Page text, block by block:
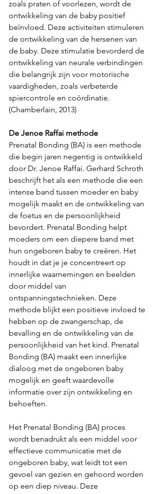
zoals praten of voorlezen, wordt de
ontwikkeling van de baby positief
beïnvloed. Deze activiteiten stimuleren
de ontwikkeling van de hersenen van
de baby. Deze stimulatie bevorderd de
ontwikkeling van neurale verbindingen
die belangrijk zijn voor motorische
vaardigheden, zoals verbeterde
spiercontrole en coördinatie.
(Chamberlain, 2013)
De Jenoe Raffai methode
Prenatal Bonding (BA) is een methode
die begin jaren negentig is ontwikkeld
door Dr. Jenoe Raffai. Gerhard Schroth
beschrijft het als een methode die een
intense band tussen moeder en baby
mogelijk maakt en de ontwikkeling van
de foetus en de persoonlijkheid
bevordert. Prenatal Bonding helpt
moeders om een diepere band met
hun ongeboren baby te creëren. Het
houdt in dat je je concentreert op
innerlijke waarnemingen en beelden
door middel van
ontspanningstechnieken. Deze
methode blijkt een positieve invloed te
hebben op de zwangerschap, de
bevalling en de ontwikkeling van de
persoonlijkheid van het kind. Prenatal
Bonding (BA) maakt een innerlijke
dialoog met de ongeboren baby
mogelijk en geeft waardevolle
informatie over zijn ontwikkeling en
behoeften.
Het Prenatal Bonding (BA) proces
wordt benadrukt als een middel voor
effectieve communicatie met de
ongeboren baby, wat leidt tot een
gevoel van gezien en gehoord worden
op een diep niveau. Deze